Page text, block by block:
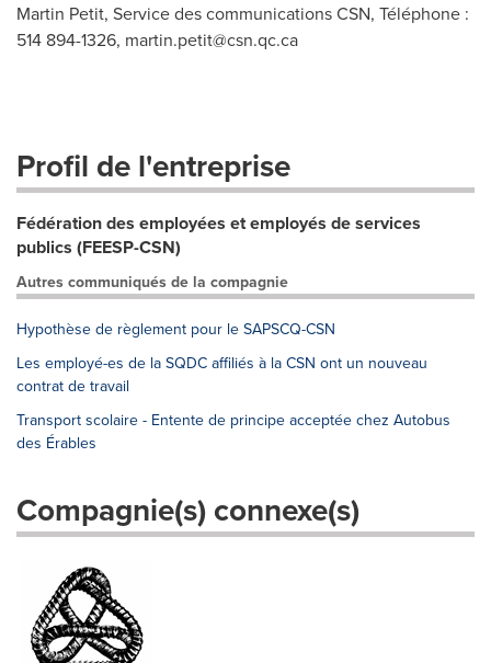
Martin Petit, Service des communications CSN, Téléphone :
514 894-1326, martin.petit@csn.qc.ca
Profil de l'entreprise
Fédération des employées et employés de services
publics (FEESP-CSN)
Autres communiqués de la compagnie
Hypothèse de règlement pour le SAPSCQ-CSN
Les employé-es de la SQDC affiliés à la CSN ont un nouveau
contrat de travail
Transport scolaire - Entente de principe acceptée chez Autobus
des Érables
Compagnie(s) connexe(s)